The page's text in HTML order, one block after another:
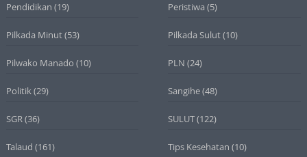
Pendidikan (19) Peristiwa (5)
Pilkada Minut(53) Pilkada Sulut(10)
Pilwako Manado (10) PLN (24)
Politik(29) Sangihe(48)
SGR(36) SULUT(122)
Talaud (161) Tips Kesehatan (10)